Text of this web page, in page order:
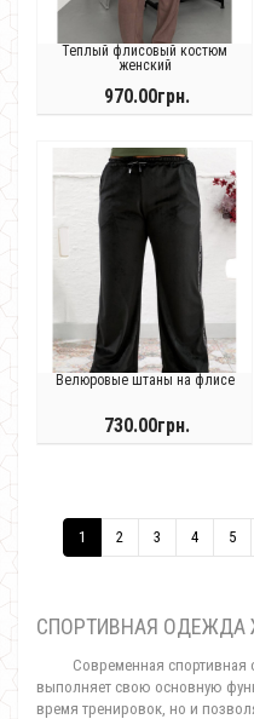
Теплый флисовый костюм
женский
970.00грн.
Велюровые штаны на флисе
730.00грн.
1 2 3 4 5
СПОРТИВНАЯ ОДЕЖДА
Современная спортивная
выполняет свою основную
время тренировок, но и